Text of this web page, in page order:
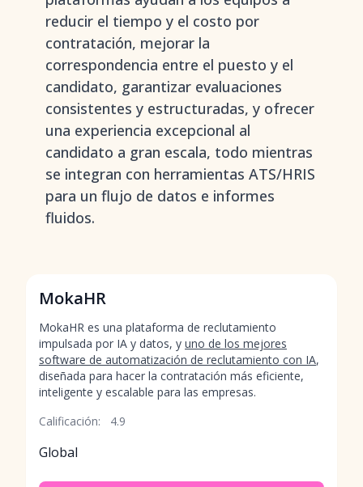
reducir el tiempo y el costo por
contratación, mejorar la
correspondencia entre el puesto y el
candidato, garantizar evaluaciones
consistentes y estructuradas, y ofrecer
una experiencia excepcional al
candidato a gran escala, todo mientras
se integran con herramientas ATS/HRIS
para un flujo de datos e informes
fluidos.
MokaHR
MokaHR es una plataforma de reclutamiento
impulsada por IA y datos, y uno de los mejores
software de automatización de reclutamiento con IA,
diseñada para hacer la contratación más eficiente,
inteligente y escalable para las empresas.
Calificación:
4.9
Global